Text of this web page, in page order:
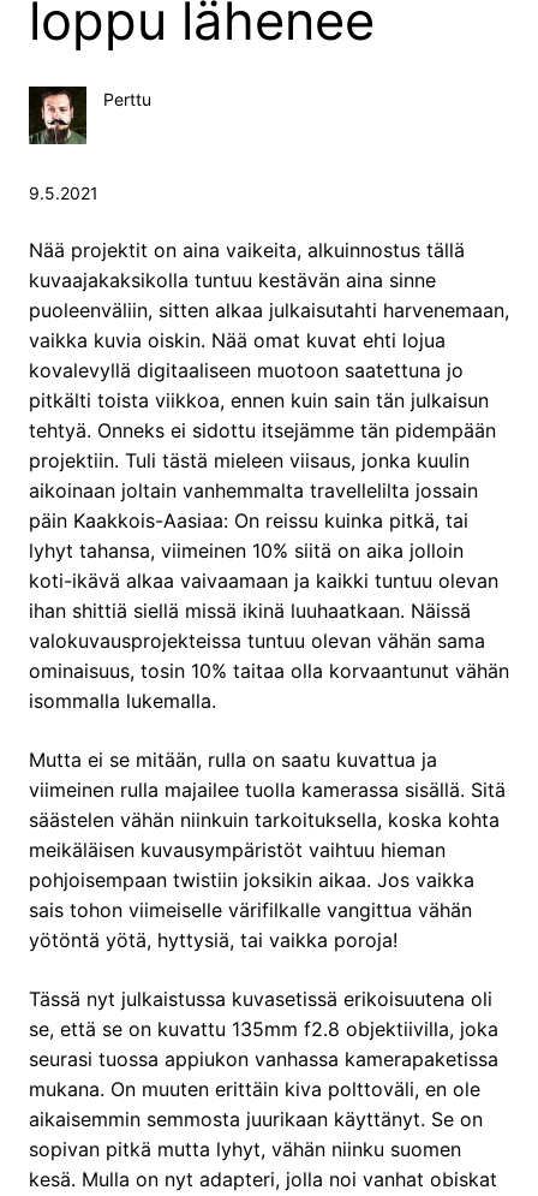
loppu lähenee
Perttu
9.5.2021
Nää projektit on aina vaikeita, alkuinnostus tällä
kuvaajakaksikolla tuntuu kestävän aina sinne
puoleenväliin, sitten alkaa julkaisutahti harvenemaan,
vaikka kuvia oiskin. Nää omat kuvat ehti lojua
kovalevyllä digitaaliseen muotoon saatettuna jo
pitkälti toista viikkoa, ennen kuin sain tän julkaisun
tehtyä. Onneks ei sidottu itsejämme tän pidempään
projektiin. Tuli tästä mieleen viisaus, jonka kuulin
aikoinaan joltain vanhemmalta travellelilta jossain
päin Kaakkois-Aasiaa: On reissu kuinka pitkä, tai
lyhyt tahansa, viimeinen 10% siitä on aika jolloin
koti-ikävä alkaa vaivaamaan ja kaikki tuntuu olevan
ihan shittiä siellä missä ikinä luuhaatkaan. Näissä
valokuvausprojekteissa tuntuu olevan vähän sama
ominaisuus, tosin 10% taitaa olla korvaantunut vähän
isommalla lukemalla.
Mutta ei se mitään, rulla on saatu kuvattua ja
viimeinen rulla majailee tuolla kamerassa sisällä. Sitä
säästelen vähän niinkuin tarkoituksella, koska kohta
meikäläisen kuvausympäristöt vaihtuu hieman
pohjoisempaan twistiin joksikin aikaa. Jos vaikka
sais tohon viimeiselle värifilkalle vangittua vähän
yötöntä yötä, hyttysiä, tai vaikka poroja!
Tässä nyt julkaistussa kuvasetissä erikoisuutena oli
se, että se on kuvattu 135mm f2.8 objektiivilla, joka
seurasi tuossa appiukon vanhassa kamerapaketissa
mukana. On muuten erittäin kiva polttoväli, en ole
aikaisemmin semmosta juurikaan käyttänyt. Se on
sopivan pitkä mutta lyhyt, vähän niinku suomen
kesä. Mulla on nyt adapteri, jolla noi vanhat obiskat